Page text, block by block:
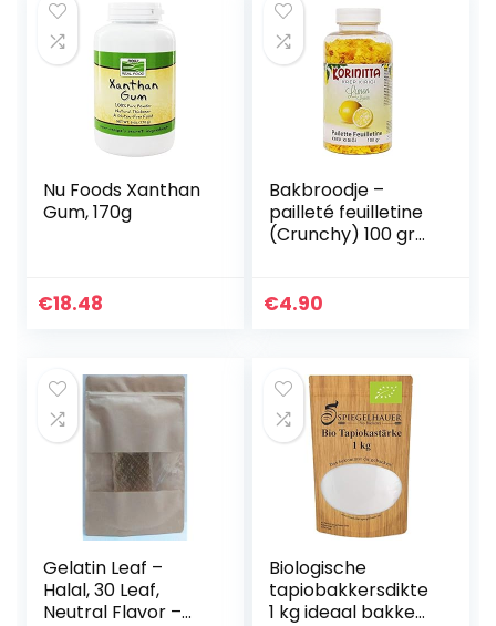
Nu Foods Xanthan
Gum, 170g
€18.48
Bakbroodje –
pailleté feuilletine
(Crunchy) 100 gr
€4.90
Gelatin Leaf –
Halal, 30 Leaf,
Neutral Flavor –
Biologische
tapiobakkersdikte
1 kg ideaal bakken